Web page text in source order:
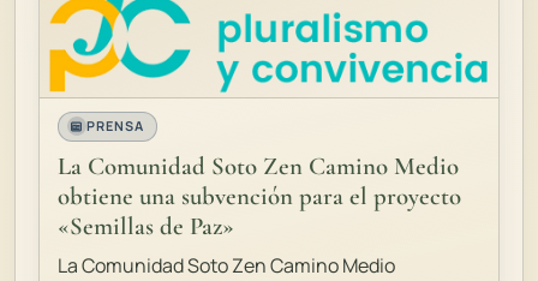
PRENSA
La Comunidad Soto Zen Camino Medio
obtiene una subvención para el proyecto
«Semillas de Paz»
La Comunidad Soto Zen Camino Medio